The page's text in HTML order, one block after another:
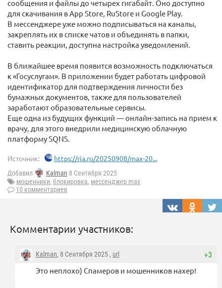
сообщения и файлы до четырех гигабайт. Оно доступно
для скачивания в App Store, RuStore и Google Play.
В мессенджере уже можно подписываться на каналы,
закреплять их в списке чатов и объединять в папки,
ставить реакции, доступна настройка уведомлений.
В ближайшее время появится возможность подключаться
к «Госуслугам». В приложении будет работать цифровой
идентификатор для подтверждения личности без
бумажных документов, также для пользователей
заработают образовательные сервисы.​
Еще одна из будущих функций — онлайн-запись на прием к
врачу, для этого внедрили медицинскую облачную
платформу SQNS.
Источник: https://ria.ru/20250908/max-20...
Добавил Kalman 8 Сентября 2025
мошенники, блокировка, мессенджер max
10 комментариев
Комментарии участников:
+3
Kalman, 8 Сентября 2025 , url
Это неплохо) Спамеров и мошенников нахер!